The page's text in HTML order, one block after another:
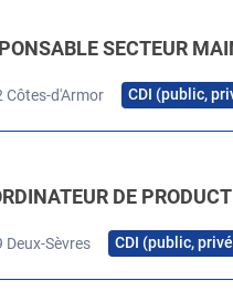
SECTEUR
Côtes-d'Armor CDI (public,
DE
Deux-Sèvres CDI (public,